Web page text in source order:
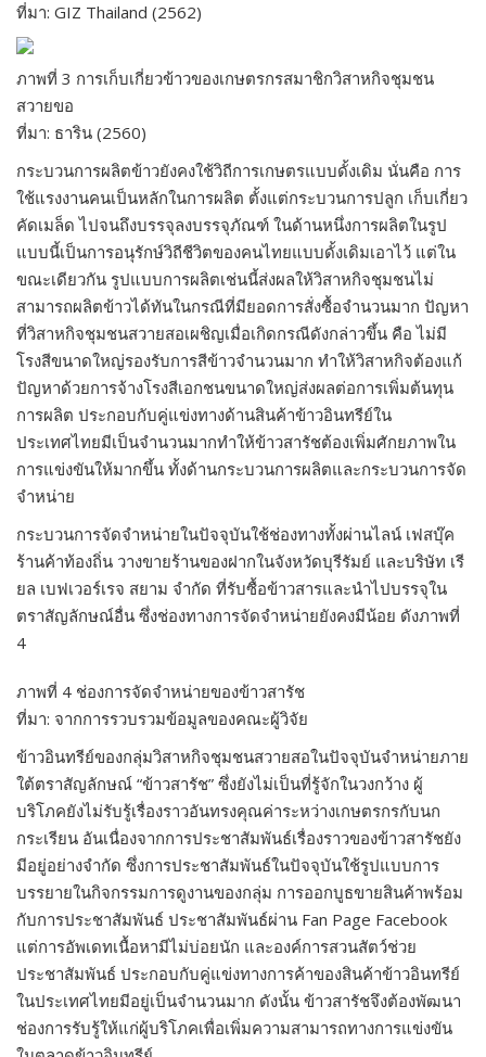
ที่มา: GIZ Thailand (2562)
ภาพที่ 3 การเก็บเกี่ยวข้าวของเกษตรกรสมาชิกวิสาหกิจชุมชน
สวายขอ
ที่มา: ธาริน (2560)
กระบวนการผลิตข้าวยังคงใช้วิถีการเกษตรแบบดั้งเดิม นั่นคือ การ
ใช้แรงงานคนเป็นหลักในการผลิต ตั้งแต่กระบวนการปลูก เก็บเกี่ยว
คัดเมล็ด ไปจนถึงบรรจุลงบรรจุภัณฑ์ ในด้านหนึ่งการผลิตในรูป
แบบนี้เป็นการอนุรักษ์วิถีชีวิตของคนไทยแบบดั้งเดิมเอาไว้ แต่ใน
ขณะเดียวกัน รูปแบบการผลิตเช่นนี้ส่งผลให้วิสาหกิจชุมชนไม่
สามารถผลิตข้าวได้ทันในกรณีที่มียอดการสั่งซื้อจำนวนมาก ปัญหา
ที่วิสาหกิจชุมชนสวายสอเผชิญเมื่อเกิดกรณีดังกล่าวขึ้น คือ ไม่มี
โรงสีขนาดใหญ่รองรับการสีข้าวจำนวนมาก ทำให้วิสาหกิจต้องแก้
ปัญหาด้วยการจ้างโรงสีเอกชนขนาดใหญ่ส่งผลต่อการเพิ่มต้นทุน
การผลิต ประกอบกับคู่แข่งทางด้านสินค้าข้าวอินทรีย์ใน
ประเทศไทยมีเป็นจำนวนมากทำให้ข้าวสารัชต้องเพิ่มศักยภาพใน
การแข่งขันให้มากขึ้น ทั้งด้านกระบวนการผลิตและกระบวนการจัด
จำหน่าย
กระบวนการจัดจำหน่ายในปัจจุบันใช้ช่องทางทั้งผ่านไลน์ เฟสบุ๊ค
ร้านค้าท้องถิ่น วางขายร้านของฝากในจังหวัดบุรีรัมย์ และบริษัท เรี
ยล เบฟเวอร์เรจ สยาม จำกัด ที่รับซื้อข้าวสารและนำไปบรรจุใน
ตราสัญลักษณ์อื่น ซึ่งช่องทางการจัดจำหน่ายยังคงมีน้อย ดังภาพที่
4
ภาพที่ 4 ช่องการจัดจำหน่ายของข้าวสารัช
ที่มา: จากการรวบรวมข้อมูลของคณะผู้วิจัย
ข้าวอินทรีย์ของกลุ่มวิสาหกิจชุมชนสวายสอในปัจจุบันจำหน่ายภาย
ใต้ตราสัญลักษณ์ “ข้าวสารัช” ซึ่งยังไม่เป็นที่รู้จักในวงกว้าง ผู้
บริโภคยังไม่รับรู้เรื่องราวอันทรงคุณค่าระหว่างเกษตรกรกับนก
กระเรียน อันเนื่องจากการประชาสัมพันธ์เรื่องราวของข้าวสารัชยัง
มีอยู่อย่างจำกัด ซึ่งการประชาสัมพันธ์ในปัจจุบันใช้รูปแบบการ
บรรยายในกิจกรรมการดูงานของกลุ่ม การออกบูธขายสินค้าพร้อม
กับการประชาสัมพันธ์ ประชาสัมพันธ์ผ่าน Fan Page Facebook
แต่การอัพเดทเนื้อหามีไม่บ่อยนัก และองค์การสวนสัตว์ช่วย
ประชาสัมพันธ์ ประกอบกับคู่แข่งทางการค้าของสินค้าข้าวอินทรีย์
ในประเทศไทยมีอยู่เป็นจำนวนมาก ดังนั้น ข้าวสารัชจึงต้องพัฒนา
ช่องการรับรู้ให้แก่ผู้บริโภคเพื่อเพิ่มความสามารถทางการแข่งขัน